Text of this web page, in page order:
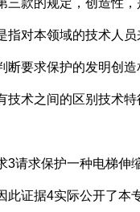
的规定，创造性，
指对本领域的技术人
断要求保护的发明创
技术之间的区别技术
求保护一种电梯伸
此证据4实际公开了